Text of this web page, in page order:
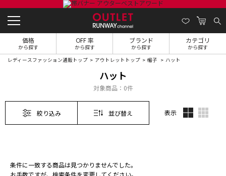
価格
から探す
OFF 率
から探す
ブランド
から探す
カテゴリ
から探す
レディースファッション通販トップ アウトレットトップ 帽子 ハット
ハット
対象商品： 0件
絞り込み 並び替え 表示
条件に一致する商品は見つかりませんでした。
お手数ですが、検索条件を変更してください。